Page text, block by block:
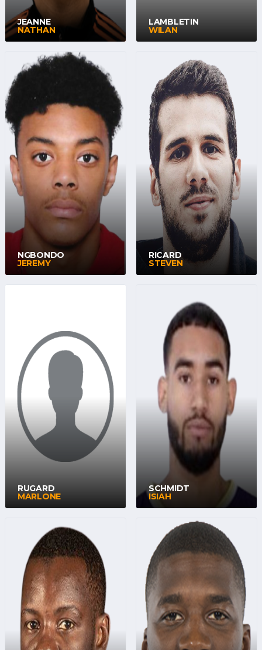
JEANNE
NATHAN
LAMBLETIN
WILAN
NGBONDO
JEREMY
RICARD
STEVEN
RUGARD
MARLONE
SCHMIDT
ISIAH